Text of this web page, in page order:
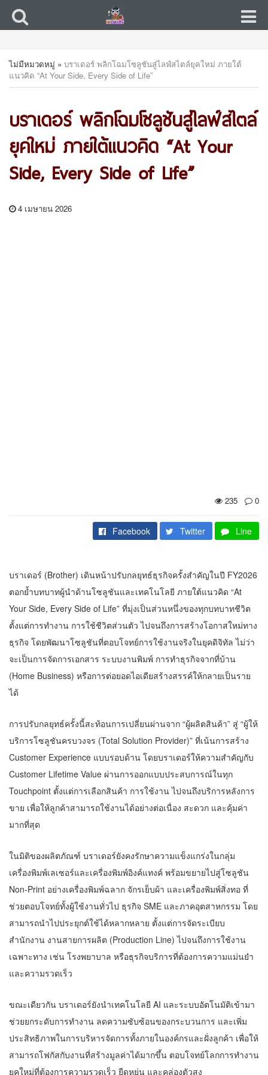
ไม่มีหมวดหมู่ » บราเดอร์ พลิกโฉมโซลูชันสู่ไลฟ์สไตล์ยุคใหม่ ภายใต้
แนวคิด “At Your Side, Every Side of Life”
บราเดอร์ พลิกโฉมโซลูชันสู่ไลฟ์สไตล์
ยุคใหม่ ภายใต้แนวคิด “At Your
Side, Every Side of Life”
4 เมษายน 2026
235 0
Facebook Twitter Line
บราเดอร์ (Brother) เดินหน้าปรับกลยุทธ์ธุรกิจครั้งสำคัญในปี FY2026
ตอกย้ำบทบาทผู้นำด้านโซลูชันและเทคโนโลยี ภายใต้แนวคิด “At
Your Side, Every Side of Life” ที่มุ่งเป็นส่วนหนึ่งของทุกบทบาทชีวิต
ตั้งแต่การทำงาน การใช้ชีวิตส่วนตัว ไปจนถึงการสร้างโอกาสใหม่ทาง
ธุรกิจ โดยพัฒนาโซลูชันที่ตอบโจทย์การใช้งานจริงในยุคดิจิทัล ไม่ว่า
จะเป็นการจัดการเอกสาร ระบบงานพิมพ์ การทำธุรกิจจากที่บ้าน
(Home Business) หรือการต่อยอดไอเดียสร้างสรรค์ให้กลายเป็นราย
ได้
การปรับกลยุทธ์ครั้งนี้สะท้อนการเปลี่ยนผ่านจาก “ผู้ผลิตสินค้า” สู่ “ผู้ให้
บริการโซลูชันครบวงจร (Total Solution Provider)” ที่เน้นการสร้าง
Customer Experience แบบรอบด้าน โดยบราเดอร์ให้ความสำคัญกับ
Customer Lifetime Value ผ่านการออกแบบประสบการณ์ในทุก
Touchpoint ตั้งแต่การเลือกสินค้า การใช้งาน ไปจนถึงบริการหลังการ
ขาย เพื่อให้ลูกค้าสามารถใช้งานได้อย่างต่อเนื่อง สะดวก และคุ้มค่า
มากที่สุด
ในมิติของผลิตภัณฑ์ บราเดอร์ยังคงรักษาความแข็งแกร่งในกลุ่ม
เครื่องพิมพ์เลเซอร์และเครื่องพิมพ์อิงค์แทงค์ พร้อมขยายไปสู่โซลูชัน
Non-Print อย่างเครื่องพิมพ์ฉลาก จักรเย็บผ้า และเครื่องพิมพ์สิ่งทอ ที่
ช่วยตอบโจทย์ทั้งผู้ใช้งานทั่วไป ธุรกิจ SME และภาคอุตสาหกรรม โดย
สามารถนำไปประยุกต์ใช้ได้หลากหลาย ตั้งแต่การจัดระเบียบ
สำนักงาน งานสายการผลิต (Production Line) ไปจนถึงการใช้งาน
เฉพาะทาง เช่น โรงพยาบาล หรือธุรกิจบริการที่ต้องการความแม่นยำ
และความรวดเร็ว
ขณะเดียวกัน บราเดอร์ยังนำเทคโนโลยี AI และระบบอัตโนมัติเข้ามา
ช่วยยกระดับการทำงาน ลดความซับซ้อนของกระบวนการ และเพิ่ม
ประสิทธิภาพในการบริหารจัดการทั้งภายในองค์กรและฝั่งลูกค้า เพื่อให้
สามารถโฟกัสกับงานที่สร้างมูลค่าได้มากขึ้น ตอบโจทย์โลกการทำงาน
ยุคใหม่ที่ต้องการความรวดเร็ว ยืดหยุ่น และคล่องตัวสูง